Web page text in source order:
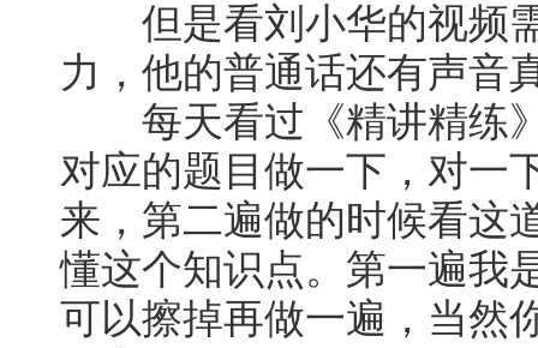
但是看刘小华的视频需
力，他的普通话还有声音
每天看过《精讲精练》
对应的题目做一下，对一
来，第二遍做的时候看这
懂这个知识点。第一遍我
可以擦掉再做一遍，当然